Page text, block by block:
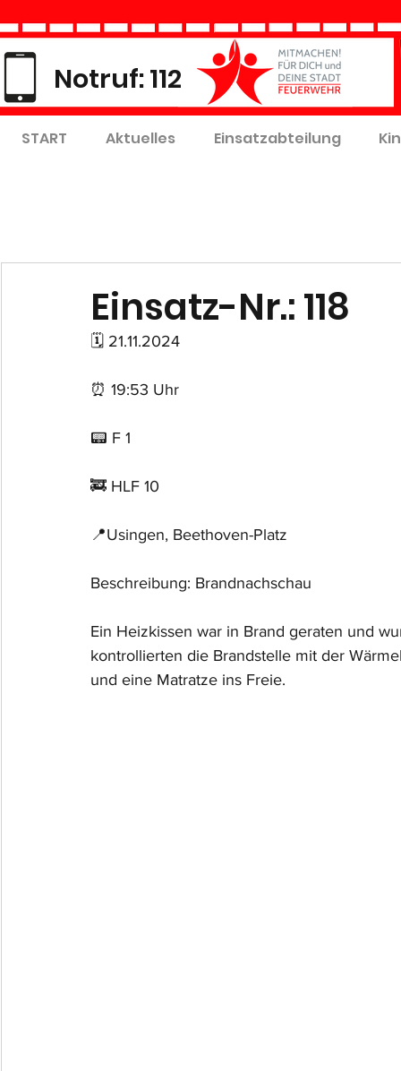
Notruf: 112
START Aktuelles Einsatzabteilung
Einsatz-Nr.: 118
🗓 21.11.2024
⏰ 19:53 Uhr
📟 F 1
🚒 HLF 10
📍Usingen, Beethoven-Platz
Beschreibung: Brandnachschau
Ein Heizkissen war in Brand geraten und
kontrollierten die Brandstelle mit der
und eine Matratze ins Freie.